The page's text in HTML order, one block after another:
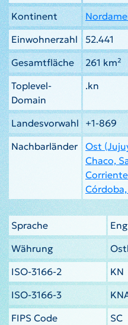
Kontinent
Einwohnerzahl
52.441
Gesamtfläche
261 km²
Toplevel-
Domain
.kn
Landesvorwahl +1-869
Nachbarländer
Ost
Chaco,
Sprache
Währung
ISO-3166-2
KN
ISO-3166-3
FIPS Code
SC